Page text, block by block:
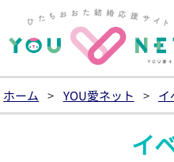
ホーム > YOU愛ネット > イ
イ